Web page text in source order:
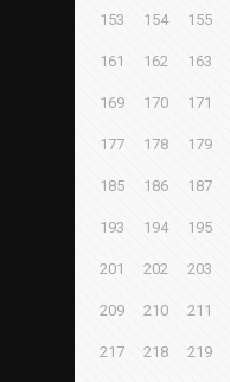
153 154 155
161 162 163
169 170 171
177 178 179
185 186 187
193 194 195
201 202 203
209 210 211
217 218 219